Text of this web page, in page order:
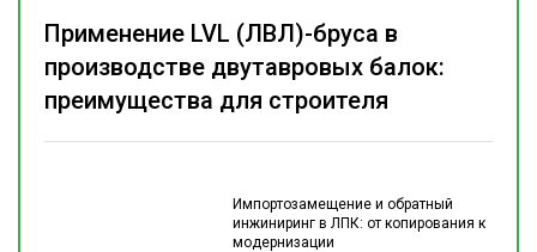
Импортозамещение и обратный
инжиниринг в ЛПК: от копирования к
модернизации
Применение LVL (ЛВЛ)-бруса в
производстве двутавровых балок:
преимущества для строителя